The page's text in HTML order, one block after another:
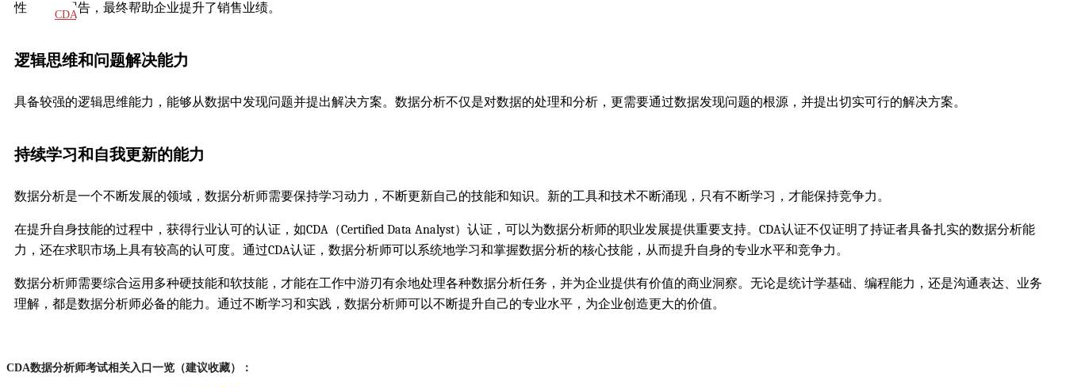
性的分析报告，最终帮助企业提升了销售业绩。
逻辑思维和问题解决能力
具备较强的逻辑思维能力，能够从数据中发现问题并提出解决方案。数据分析不仅是对数据的处理和分析，更需要通过数据发现问题的根源，并提出切实可行的解决方案。
持续学习和自我更新的能力
数据分析是一个不断发展的领域，数据分析师需要保持学习动力，不断更新自己的技能和知识。新的工具和技术不断涌现，只有不断学习，才能保持竞争力。
在提升自身技能的过程中，获得行业认可的认证，如CDA（Certified Data Analyst）认证，可以为数据分析师的职业发展提供重要支持。CDA认证不仅证明了持证者具备扎实的数据分析能
力，还在求职市场上具有较高的认可度。通过CDA认证，数据分析师可以系统地学习和掌握数据分析的核心技能，从而提升自身的专业水平和竞争力。
数据分析师需要综合运用多种硬技能和软技能，才能在工作中游刃有余地处理各种数据分析任务，并为企业提供有价值的商业洞察。无论是统计学基础、编程能力，还是沟通表达、业务
理解，都是数据分析师必备的能力。通过不断学习和实践，数据分析师可以不断提升自己的专业水平，为企业创造更大的价值。
CDA数据分析师考试相关入口一览（建议收藏）：
题库
CDA